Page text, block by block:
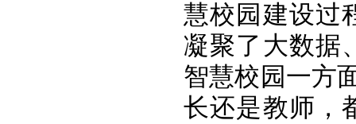
慧校园建设过
凝聚了大数据
智慧校园一方
长还是教师，